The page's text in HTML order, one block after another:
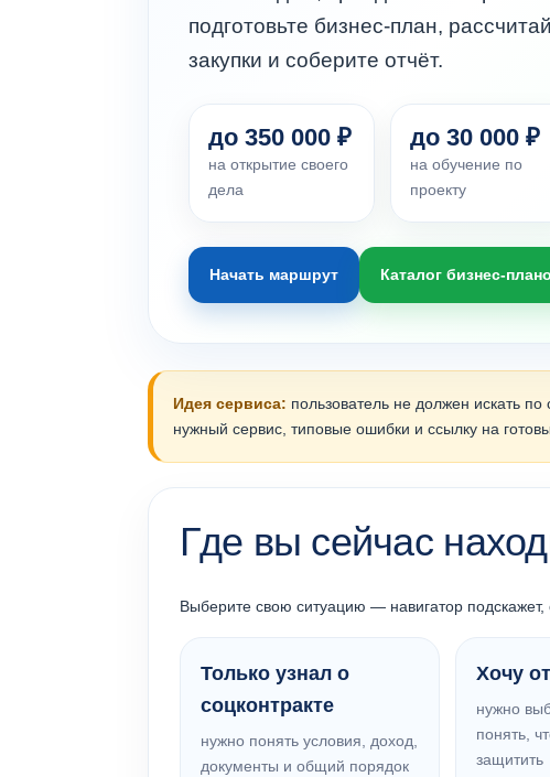
подготовьте бизнес-план,
закупки и соберите отчёт.
до 350 000 ₽
на открытие своего
дела
до 30 000 ₽
на обучение по
проекту
Начать маршрут Каталог бизнес-
Идея сервиса: пользователь не должен искать
нужный сервис, типовые ошибки и ссылку на
Где вы сейчас
Выберите свою ситуацию — навигатор подскажет,
Только узнал о
соцконтракте
нужно понять условия, доход,
документы и общий порядок
Хочу
нужно
понять,
защитить